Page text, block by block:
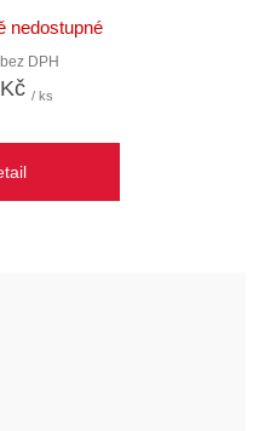
nedostupné
DPH
/ ks